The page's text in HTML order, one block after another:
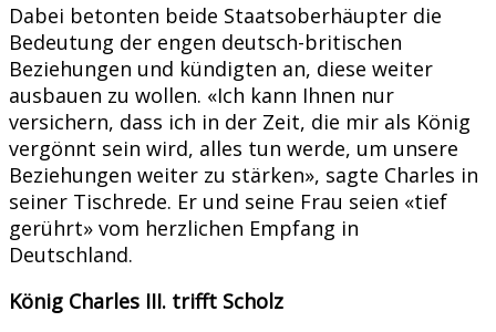
Dabei betonten beide Staatsoberhäupter die
Bedeutung der engen deutsch-britischen
Beziehungen und kündigten an, diese weiter
ausbauen zu wollen. «Ich kann Ihnen nur
versichern, dass ich in der Zeit, die mir als König
vergönnt sein wird, alles tun werde, um unsere
Beziehungen weiter zu stärken», sagte Charles in
seiner Tischrede. Er und seine Frau seien «tief
gerührt» vom herzlichen Empfang in
Deutschland.
König Charles III. trifft Scholz